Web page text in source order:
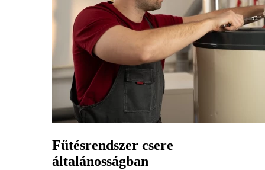
Fűtésrendszer csere
általánosságban